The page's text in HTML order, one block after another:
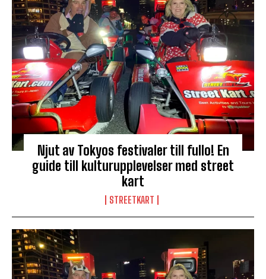
Njut av Tokyos festivaler till fullo! En
guide till kulturupplevelser med street
kart
STREETKART